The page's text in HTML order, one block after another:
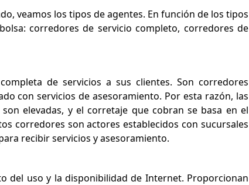
veamos los tipos de agentes. En función de los tipos
corredores de servicio completo, corredores de
de servicios a sus clientes. Son corredores
con servicios de asesoramiento. Por esta razón, las
elevadas, y el corretaje que cobran se basa en el
corredores son actores establecidos con sucursales
recibir servicios y asesoramiento.
del uso y la disponibilidad de Internet. Proporcionan